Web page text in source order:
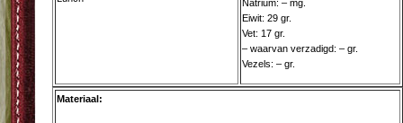
Natrium: – mg.
Eiwit: 29 gr.
Vet: 17 gr.
– waarvan verzadigd: – gr.
Vezels: – gr.
Materiaal: